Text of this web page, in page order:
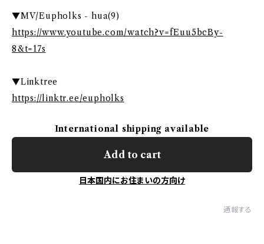
▼MV/Eupholks - hua(9)
https://www.youtube.com/watch?v=fEuu5bcBy-
8&t=17s
▼Linktree
https://linktr.ee/eupholks
International shipping available
Add to cart
日本国内にお住まいの方向け
通報する